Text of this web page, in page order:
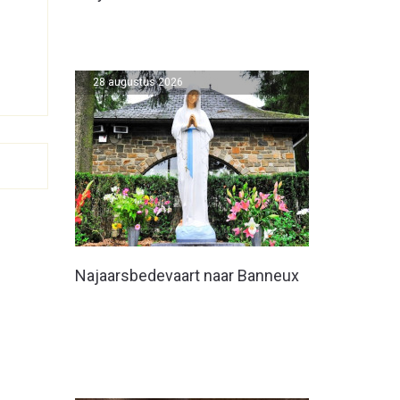
Najaarsbedevaart naar Banneux
28 augustus 2026